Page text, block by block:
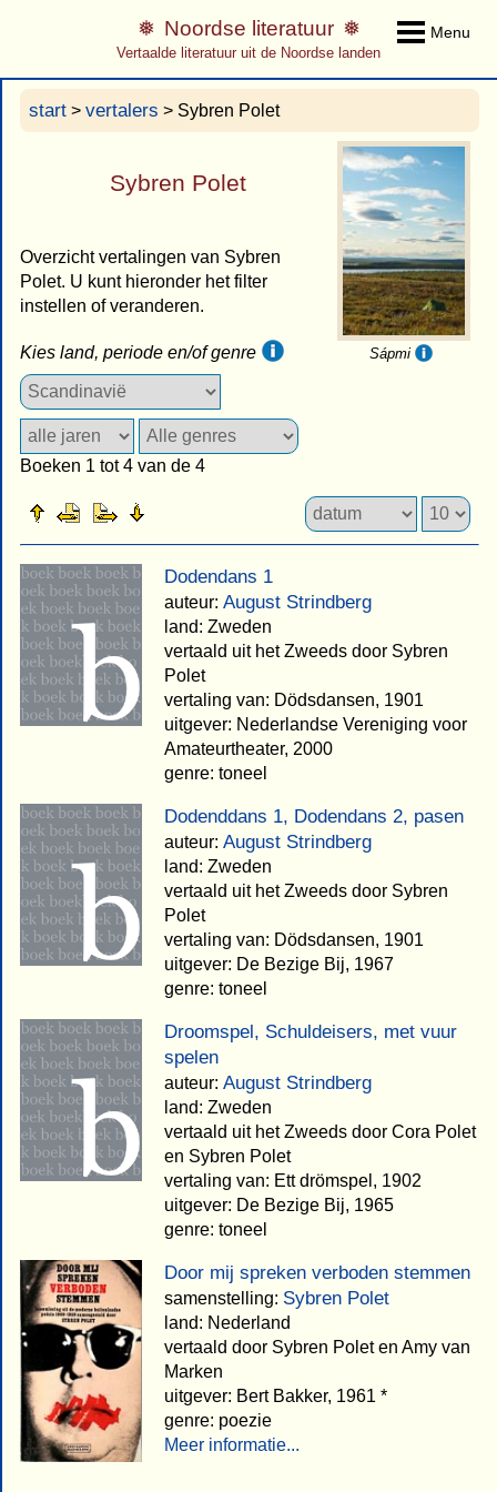
Menu
Noordse literatuur
Vertaalde literatuur uit de Noordse landen
start > vertalers > Sybren Polet
Sápmi
Sybren Polet
Overzicht vertalingen van Sybren
Polet. U kunt hieronder het filter
instellen of veranderen.
Kies land, periode en/of genre
Boeken 1 tot 4 van de 4
Dodendans 1
auteur: August Strindberg
land: Zweden
vertaald uit het Zweeds door Sybren
Polet
vertaling van: Dödsdansen, 1901
uitgever: Nederlandse Vereniging voor
Amateurtheater, 2000
genre: toneel
Dodenddans 1, Dodendans 2, pasen
auteur: August Strindberg
land: Zweden
vertaald uit het Zweeds door Sybren
Polet
vertaling van: Dödsdansen, 1901
uitgever: De Bezige Bij, 1967
genre: toneel
Droomspel, Schuldeisers, met vuur
spelen
auteur: August Strindberg
land: Zweden
vertaald uit het Zweeds door Cora Polet
en Sybren Polet
vertaling van: Ett drömspel, 1902
uitgever: De Bezige Bij, 1965
genre: toneel
Door mij spreken verboden stemmen
samenstelling: Sybren Polet
land: Nederland
vertaald door Sybren Polet en Amy van
Marken
uitgever: Bert Bakker, 1961 *
genre: poezie
Meer informatie...